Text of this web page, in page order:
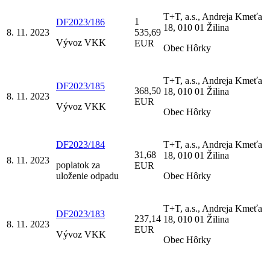
8. 11. 2023
DF2023/186
Vývoz VKK
1
535,69
EUR
T+T, a.s., Andreja Kmeťa
18, 010 01 Žilina
Obec Hôrky
8. 11. 2023
DF2023/185
Vývoz VKK
368,50
EUR
T+T, a.s., Andreja Kmeťa
18, 010 01 Žilina
Obec Hôrky
8. 11. 2023
DF2023/184
poplatok za
uloženie odpadu
31,68
EUR
T+T, a.s., Andreja Kmeťa
18, 010 01 Žilina
Obec Hôrky
8. 11. 2023
DF2023/183
Vývoz VKK
237,14
EUR
T+T, a.s., Andreja Kmeťa
18, 010 01 Žilina
Obec Hôrky